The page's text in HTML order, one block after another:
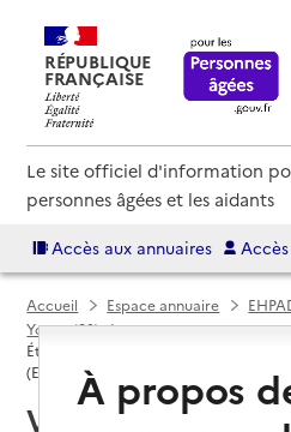
RÉPUBLIQUE
FRANÇAISE
Le site officiel d'information
personnes âgées et les aidants
Accès aux annuaires
Accueil Espace annuaire
Yonne (89)
Établissement d'hébergement pour
(EHPAD)
Villeneuve-sur-
À propos